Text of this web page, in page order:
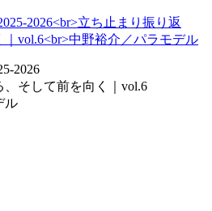
2026
そして前を向く｜vol.6
ル